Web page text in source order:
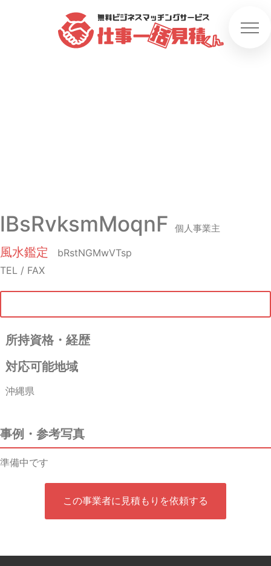
lBsRvksmMoqnF 個人事業主
風水鑑定
bRstNGMwVTsp
TEL / FAX
所持資格・経歴
対応可能地域
沖縄県
事例・参考写真
準備中です
この事業者に見積もりを依頼する